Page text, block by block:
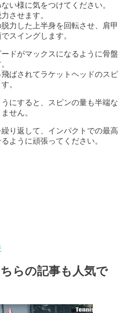
い様に気をつけてください。
させます。
力した上半身を回転させ、肩甲
スイングします。
ドがマックスになるように骨盤
ばされてラケットヘッドのスピ
。
にすると、スピンの量も半端な
せん。
り返して、インパクトでの最高
ように頑張ってください。
らの記事も人気で